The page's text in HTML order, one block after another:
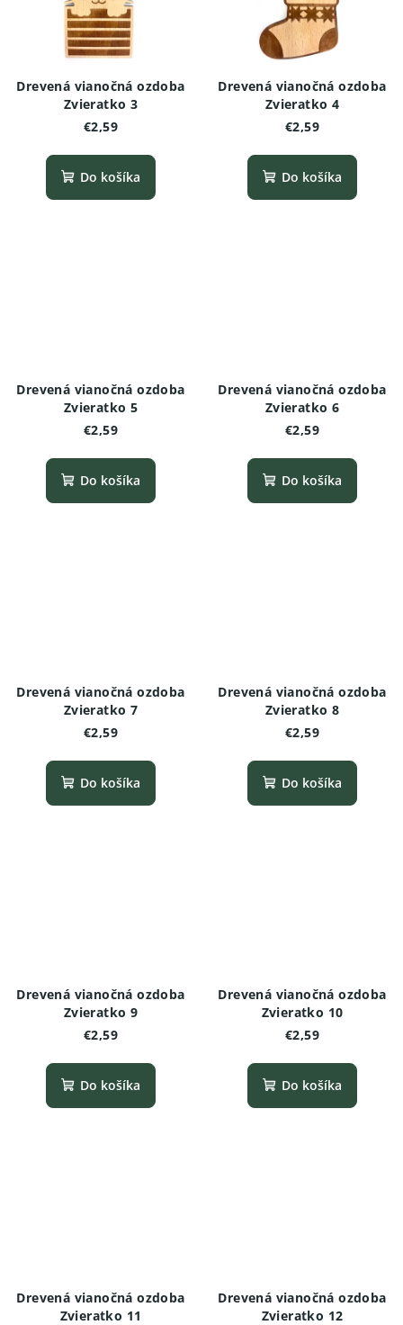
Drevená vianočná ozdoba
Zvieratko 3
€2,59
Do košíka
Drevená vianočná ozdoba
Zvieratko 4
€2,59
Do košíka
Drevená vianočná ozdoba
Zvieratko 5
€2,59
Do košíka
Drevená vianočná ozdoba
Zvieratko 6
€2,59
Do košíka
Drevená vianočná ozdoba
Zvieratko 7
€2,59
Do košíka
Drevená vianočná ozdoba
Zvieratko 8
€2,59
Do košíka
Drevená vianočná ozdoba
Zvieratko 9
€2,59
Do košíka
Drevená vianočná ozdoba
Zvieratko 10
€2,59
Do košíka
Drevená vianočná ozdoba
Zvieratko 11
Drevená vianočná ozdoba
Zvieratko 12